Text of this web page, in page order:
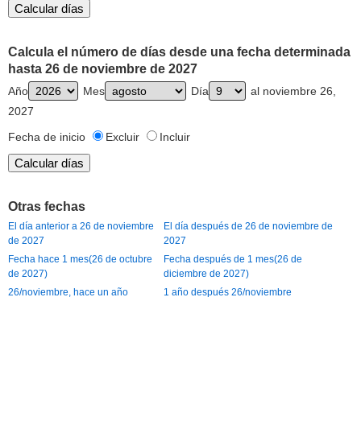
Calcula el número de días desde una fecha determinada
hasta 26 de noviembre de 2027
Año Mes Día
al noviembre 26,
2027
Fecha de inicio
Excluir Incluir
Otras fechas
El día anterior a 26 de noviembre
de 2027
El día después de 26 de noviembre de
2027
Fecha hace 1 mes(26 de octubre
de 2027)
Fecha después de 1 mes(26 de
diciembre de 2027)
26/noviembre, hace un año
1 año después 26/noviembre